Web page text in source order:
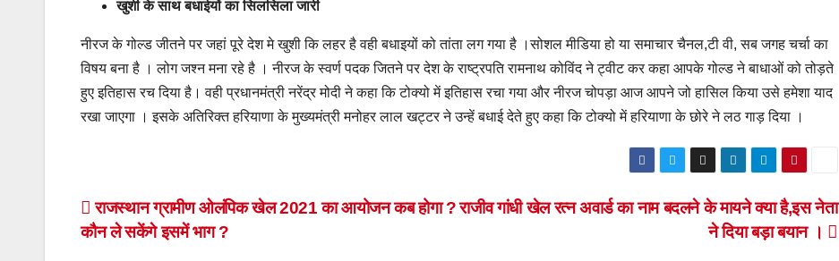
खुशी के साथ बधाईयों का सिलसिला जारी
नीरज के गोल्ड जीतने पर जहां पूरे देश मे खुशी कि लहर है वही बधाइयों को तांता लग गया है ।सोशल मीडिया हो या समाचार चैनल,टी वी, सब जगह चर्चा का
विषय बना है । लोग जश्न मना रहे है । नीरज के स्वर्ण पदक जितने पर देश के राष्ट्रपति रामनाथ कोविंद ने ट्वीट कर कहा आपके गोल्ड ने बाधाओं को तोड़ते
हुए इतिहास रच दिया है। वही प्रधानमंत्री नरेंद्र मोदी ने कहा कि टोक्यो में इतिहास रचा गया और नीरज चोपड़ा आज आपने जो हासिल किया उसे हमेशा याद
रखा जाएगा । इसके अतिरिक्त हरियाणा के मुख्यमंत्री मनोहर लाल खट्टर ने उन्हें बधाई देते हुए कहा कि टोक्यो में हरियाणा के छोरे ने लठ गाड़ दिया ।
Post
navigation
राजीव गांधी खेल रत्न अवार्ड का नाम बदलने के मायने क्या है,इस नेता
ने दिया बड़ा बयान ।
राजस्थान ग्रामीण ओलंपिक खेल 2021 का आयोजन कब होगा ?
कौन ले सकेंगे इसमें भाग ?